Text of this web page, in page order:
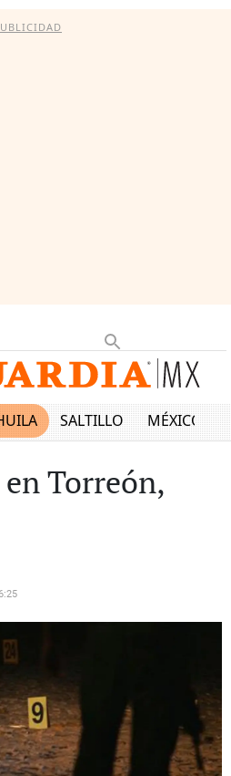
SALTILLO MÉXICO
en Torreón,